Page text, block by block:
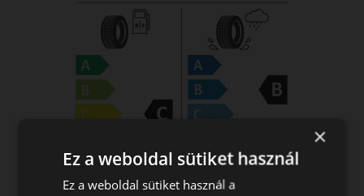
×
Ez a weboldal sütiket használ
Ez a weboldal sütiket használ a